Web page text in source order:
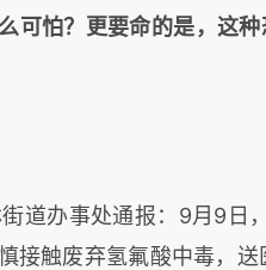
可怕？更要命的是，这种
道办事处通报：9月9日
接触废弃氢氟酸中毒，